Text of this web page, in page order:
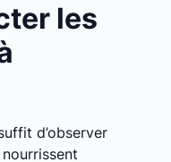
les
d’observer